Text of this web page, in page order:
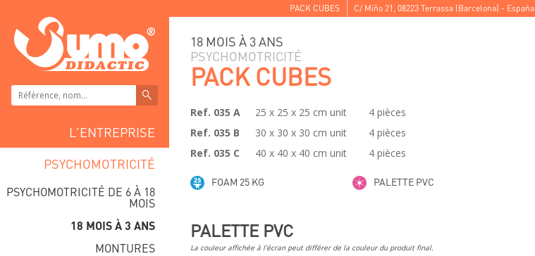
PACK CUBES C/ Miño 21 , 08223 Terrassa (Barcelona) - España
L'ENTREPRISE
PSYCHOMOTRICITÉ
PSYCHOMOTRICITÉ DE 6 À 18
MOIS
18 MOIS À 3 ANS
MONTURES
18 MOIS À 3 ANS
PSYCHOMOTRICITÉ
PACK CUBES
Ref. 035 A 25 x 25 x 25 cm unit
4 pièces
Ref. 035 B
30 x 30 x 30 cm unit
4 pièces
Ref. 035 C
40 x 40 x 40 cm unit 4 pièces
FOAM 25 KG PALETTE PVC
PALETTE PVC
La couleur affichée à l'écran peut différer de la couleur du produit final.